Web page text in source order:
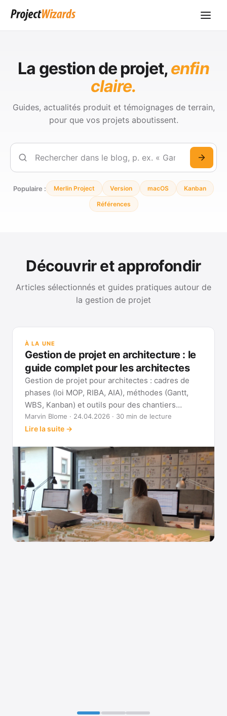
La gestion de projet,enfin
claire.
Guides, actualités produit et témoignages de terrain,
pour que vos projets aboutissent.
Rechercher
Populaire : Merlin Project Version macOS Kanban
Références
Découvrir et approfondir
Articles sélectionnés et guides pratiques autour de
la gestion de projet
À LA UNE
Gestion de projet en architecture : le
guide complet pour les architectes
Gestion de projet pour architectes : cadres de
phases (loi MOP, RIBA, AIA), méthodes (Gantt,
WBS, Kanban) et outils pour des chantiers
réellement pilotables.
Marvin Blome · 24.04.2026 · 30 min de lecture
Lire la suite →